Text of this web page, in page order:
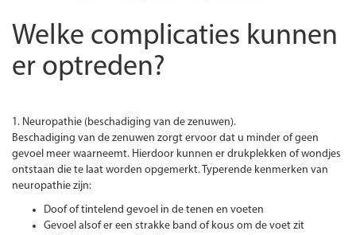
Welke complicaties kunnen
er optreden?
1. Neuropathie (beschadiging van de zenuwen).
Beschadiging van de zenuwen zorgt ervoor dat u minder of geen
gevoel meer waarneemt. Hierdoor kunnen er drukplekken of wondjes
ontstaan die te laat worden opgemerkt. Typerende kenmerken van
neuropathie zijn:
Doof of tintelend gevoel in de tenen en voeten
Gevoel alsof er een strakke band of kous om de voet zit